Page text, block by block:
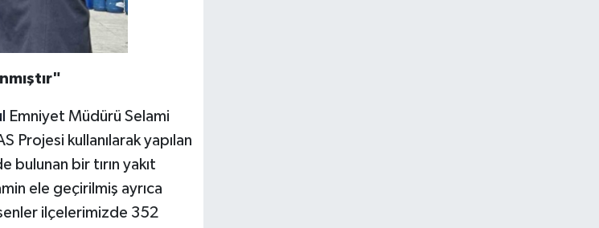
Emniyet Müdürü Selami
Projesi kullanılarak yapılan
bulunan bir tırın yakıt
ele geçirilmiş ayrıca
ilçelerimizde 352